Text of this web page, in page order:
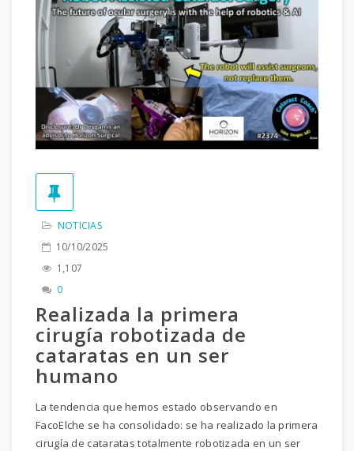
NOTICIAS
10/10/2025
1,107
0
Realizada la primera
cirugía robotizada de
cataratas en un ser
humano
La tendencia que hemos estado observando en
FacoElche se ha consolidado: se ha realizado la primera
cirugía de cataratas totalmente robotizada en un ser